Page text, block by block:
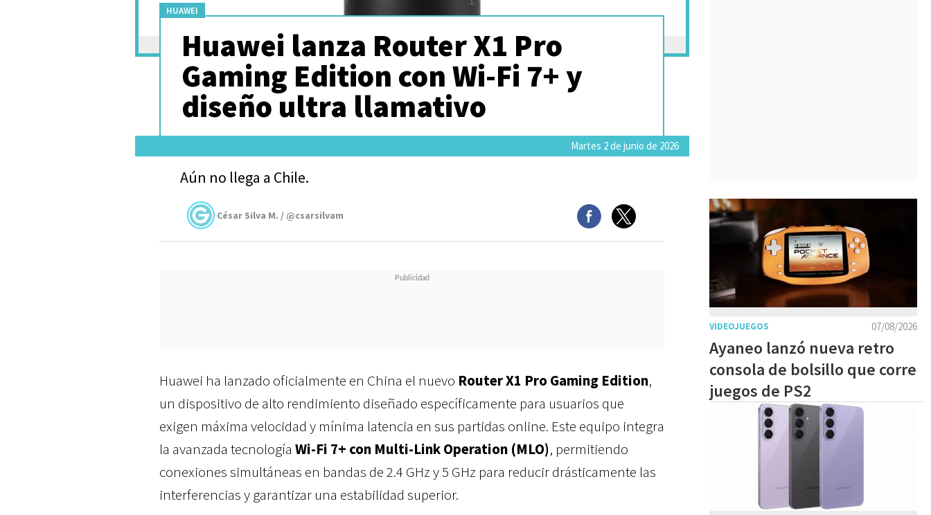
HUAWEI
Huawei lanza Router X1 Pro
Gaming Edition con Wi-Fi 7+ y
diseño ultra llamativo
Martes 2 de junio de 2026
Aún no llega a Chile.
César Silva M. / @csarsilvam
Huawei ha lanzado oficialmente en China el nuevo Router X1 Pro Gaming Edition,
un dispositivo de alto rendimiento diseñado específicamente para usuarios que
exigen máxima velocidad y mínima latencia en sus partidas online. Este equipo integra
la avanzada tecnología Wi-Fi 7+ con Multi-Link Operation (MLO), permitiendo
conexiones simultáneas en bandas de 2.4 GHz y 5 GHz para reducir drásticamente las
interferencias y garantizar una estabilidad superior.
07/08/2026
VIDEOJUEGOS
Ayaneo lanzó nueva retro
consola de bolsillo que corre
juegos de PS2